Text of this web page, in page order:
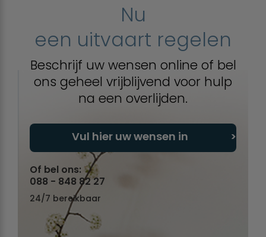
Nu
een uitvaart regelen
Beschrijf uw wensen online of bel
ons geheel vrijblijvend voor hulp
na een overlijden.
Vul hier uw wensen in
Of bel ons:
088 - 848 82 27
24/7 bereikbaar